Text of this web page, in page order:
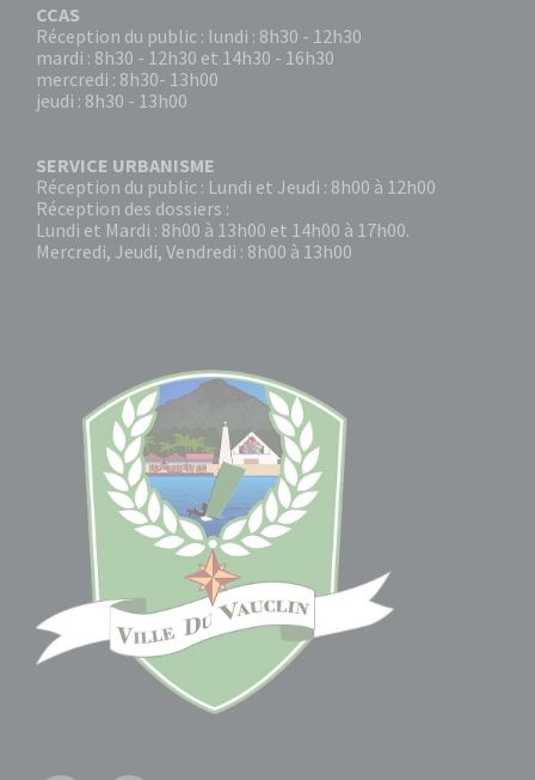
CCAS
Réception du public : lundi : 8h30 - 12h30
mardi : 8h30 - 12h30 et 14h30 - 16h30
mercredi : 8h30- 13h00
jeudi : 8h30 - 13h00
SERVICE URBANISME
Réception du public : Lundi et Jeudi : 8h00 à 12h00
Réception des dossiers :
Lundi et Mardi : 8h00 à 13h00 et 14h00 à 17h00.
Mercredi, Jeudi, Vendredi : 8h00 à 13h00